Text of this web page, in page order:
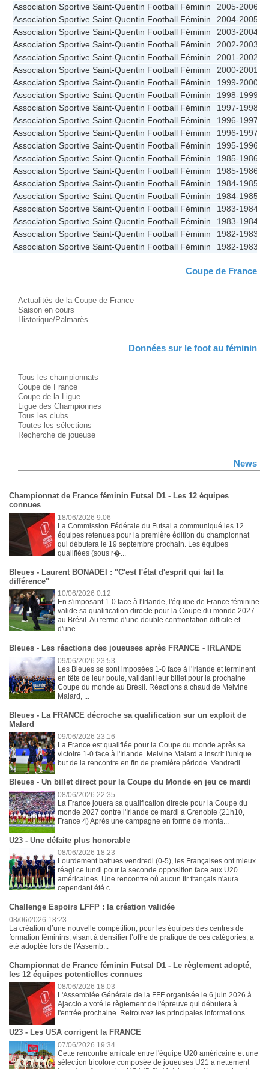
Association Sportive Saint-Quentin Football Féminin
2005-2006
Association Sportive Saint-Quentin Football Féminin
2004-2005
Association Sportive Saint-Quentin Football Féminin
2003-2004
Association Sportive Saint-Quentin Football Féminin
2002-2003
Association Sportive Saint-Quentin Football Féminin
2001-2002
Association Sportive Saint-Quentin Football Féminin
2000-2001
Association Sportive Saint-Quentin Football Féminin
1999-2000
Association Sportive Saint-Quentin Football Féminin
1998-1999
Association Sportive Saint-Quentin Football Féminin
1997-1998
Association Sportive Saint-Quentin Football Féminin
1996-1997
Association Sportive Saint-Quentin Football Féminin
1996-1997
Association Sportive Saint-Quentin Football Féminin
1995-1996
Association Sportive Saint-Quentin Football Féminin
1985-1986
Association Sportive Saint-Quentin Football Féminin
1985-1986
Association Sportive Saint-Quentin Football Féminin
1984-1985
Association Sportive Saint-Quentin Football Féminin
1984-1985
Association Sportive Saint-Quentin Football Féminin
1983-1984
Association Sportive Saint-Quentin Football Féminin
1983-1984
Association Sportive Saint-Quentin Football Féminin
1982-1983
Association Sportive Saint-Quentin Football Féminin
1982-1983
Coupe de France
Actualités de la Coupe de France
Saison en cours
Historique/Palmarès
Données sur le foot au féminin
Tous les championnats
Coupe de France
Coupe de la Ligue
Ligue des Championnes
Tous les clubs
Toutes les sélections
Recherche de joueuse
News
Championnat de France féminin Futsal D1 - Les 12 équipes
connues
18/06/2026 9:06
La Commission Fédérale du Futsal a communiqué les 12
équipes retenues pour la première édition du championnat
qui débutera le 19 septembre prochain. Les équipes
qualifiées (sous r�...
Bleues - Laurent BONADEI : "C'est l'état d'esprit qui fait la
différence"
10/06/2026 0:12
En s'imposant 1-0 face à l'Irlande, l'équipe de France féminine
valide sa qualification directe pour la Coupe du monde 2027
au Brésil. Au terme d'une double confrontation difficile et
d'une...
Bleues - Les réactions des joueuses après FRANCE - IRLANDE
09/06/2026 23:53
Les Bleues se sont imposées 1-0 face à l'Irlande et terminent
en tête de leur poule, validant leur billet pour la prochaine
Coupe du monde au Brésil. Réactions à chaud de Melvine
Malard, ...
Bleues - La FRANCE décroche sa qualification sur un exploit de
Malard
09/06/2026 23:16
La France est qualifiée pour la Coupe du monde après sa
victoire 1-0 face à l'Irlande. Melvine Malard a inscrit l'unique
but de la rencontre en fin de première période. Vendredi...
Bleues - Un billet direct pour la Coupe du Monde en jeu ce mardi
08/06/2026 22:35
La France jouera sa qualification directe pour la Coupe du
monde 2027 contre l'Irlande ce mardi à Grenoble (21h10,
France 4) Après une campagne en forme de monta...
U23 - Une défaite plus honorable
08/06/2026 18:23
Lourdement battues vendredi (0-5), les Françaises ont mieux
réagi ce lundi pour la seconde opposition face aux U20
américaines. Une rencontre où aucun tir français n'aura
cependant été c...
Challenge Espoirs LFFP : la création validée
08/06/2026 18:23
La création d’une nouvelle compétition, pour les équipes des centres de
formation féminins, visant à densifier l’offre de pratique de ces catégories, a
été adoptée lors de l'Assemb...
Championnat de France féminin Futsal D1 - Le règlement adopté,
les 12 équipes potentielles connues
08/06/2026 18:03
L'Assemblée Générale de la FFF organisée le 6 juin 2026 à
Ajaccio a voté le règlement de l'épreuve qui débutera à
l'entrée prochaine. Retrouvez les principales informations. ...
U23 - Les USA corrigent la FRANCE
07/06/2026 19:34
Cette rencontre amicale entre l'équipe U20 américaine et une
sélection tricolore composée de joueuses U21 a nettement